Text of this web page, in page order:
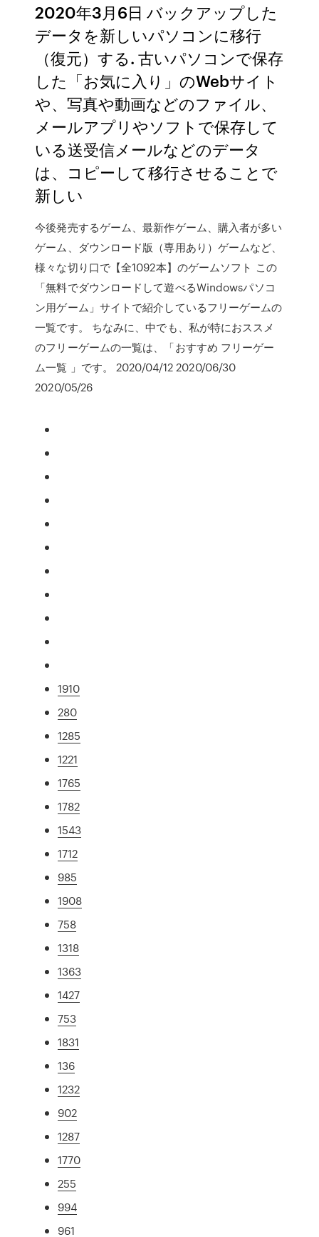
2020年3月6日 バックアップした
データを新しいパソコンに移行
（復元）する. 古いパソコンで保存
した「お気に入り」のWebサイト
や、写真や動画などのファイル、
メールアプリやソフトで保存して
いる送受信メールなどのデータ
は、コピーして移行させることで
新しい
今後発売するゲーム、最新作ゲーム、購入者が多い
ゲーム、ダウンロード版（専用あり）ゲームなど、
様々な切り口で【全1092本】のゲームソフト この
「無料でダウンロードして遊べるWindowsパソコ
ン用ゲーム」サイトで紹介しているフリーゲームの
一覧です。 ちなみに、中でも、私が特におススメ
のフリーゲームの一覧は、「おすすめ フリーゲー
ム一覧 」です。 2020/04/12 2020/06/30
2020/05/26
1910
280
1285
1221
1765
1782
1543
1712
985
1908
758
1318
1363
1427
753
1831
136
1232
902
1287
1770
255
994
961